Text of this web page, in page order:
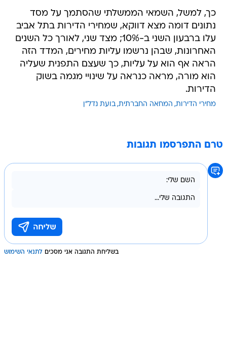
כך, למשל, השמאי הממשלתי שהסתמך על מסד
נתונים דומה מצא דווקא, שמחירי הדירות בתל אביב
עלו ברבעון השני ב-10%; מצד שני, לאורך כל השנים
האחרונות, שבהן נרשמו עליות מחירים, המדד הזה
הראה אף הוא על עליות, כך שעצם התפנית שעליה
הוא מורה, מראה כנראה על שינויי מגמה בשוק
הדירות.
מחירי הדירות המחאה החברתית בועת נדל"ן
טרם התפרסמו תגובות
בשליחת התגובה אני מסכים לתנאי השימוש